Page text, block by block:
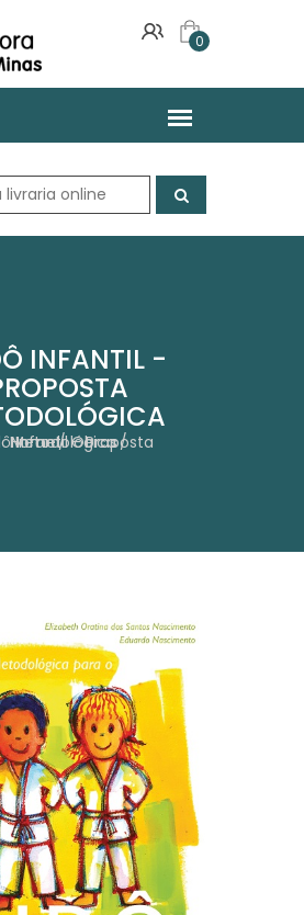
0
INFANTIL -
Home Obras
Judô Infantil - Proposta Metodológica